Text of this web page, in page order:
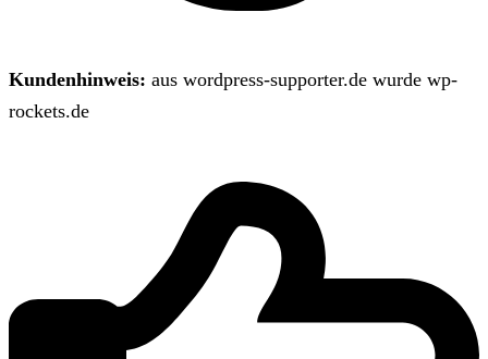
Kundenhinweis: aus wordpress-supporter.de wurde wp-
rockets.de